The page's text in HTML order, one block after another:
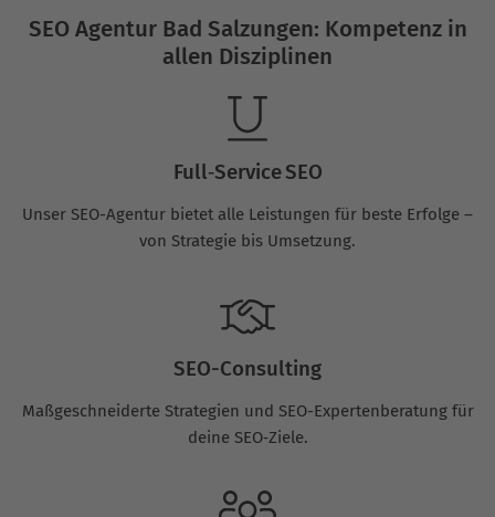
SEO Agentur Bad Salzungen: Kompetenz in
allen Disziplinen
Full‑Service SEO
Unser SEO-Agentur bietet alle Leistungen für beste Erfolge –
von Strategie bis Umsetzung.
SEO-Consulting
Maßgeschneiderte Strategien und SEO-Expertenberatung für
deine SEO‑Ziele.